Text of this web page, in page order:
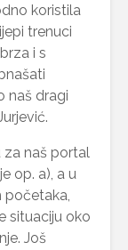
koristila
trenuci
i s
naš dragi
za naš portal
op. a), a u
situaciju oko
Još